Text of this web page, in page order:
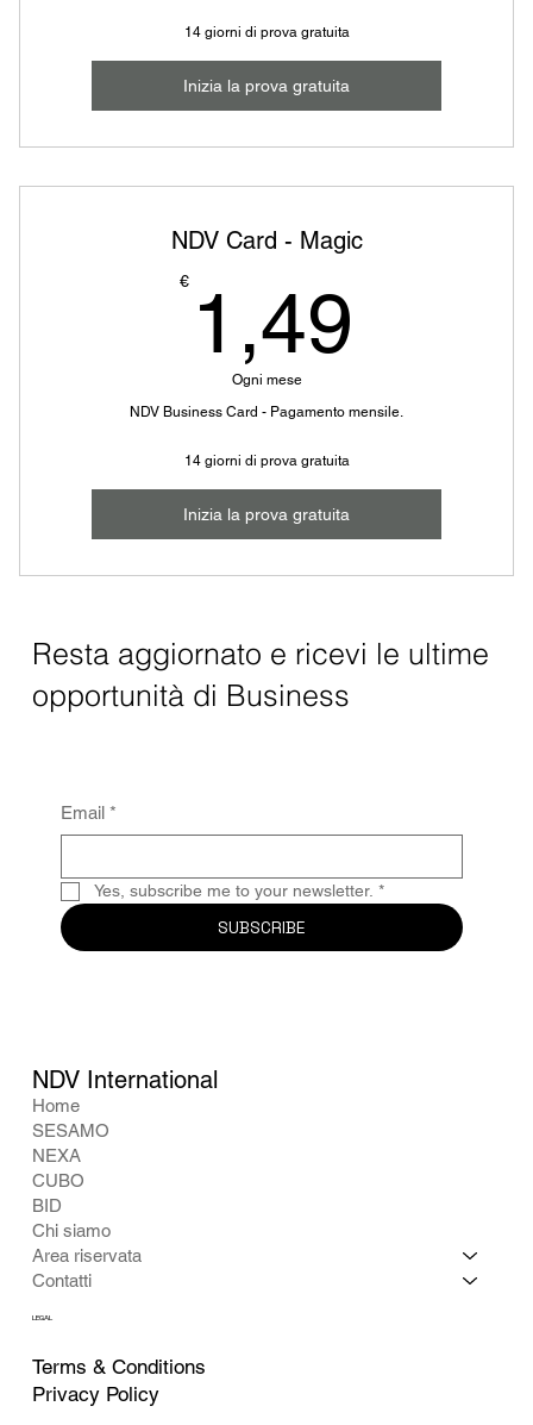
14 giorni di prova gratuita
Inizia la prova gratuita
NDV Card - Magic
€ 1,49
Ogni mese
NDV Business Card - Pagamento mensile.
14 giorni di prova gratuita
Inizia la prova gratuita
Resta aggiornato e ricevi le ultime
opportunità di Business
Email *
Yes, subscribe me to your newsletter. *
SUBSCRIBE
NDV International
Home
SESAMO
NEXA
CUBO
BID
Chi siamo
Area riservata
Contatti
LEGAL
Terms & Conditions
Privacy Policy